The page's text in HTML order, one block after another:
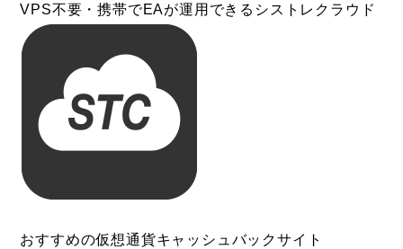
VPS不要・携帯でEAが運用できるシストレクラウド
おすすめの仮想通貨キャッシュバックサイト